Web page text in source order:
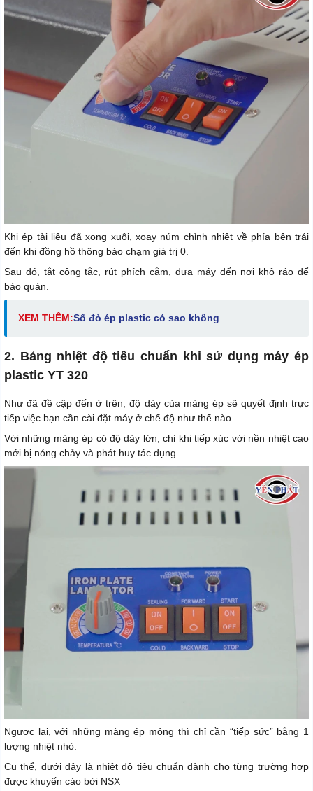
Khi ép tài liệu đã xong xuôi, xoay núm chỉnh nhiệt về phía bên trái
đến khi đồng hồ thông báo chạm giá trị 0.
Sau đó, tắt công tắc, rút phích cắm, đưa máy đến nơi khô ráo để
bảo quản.
XEM THÊM:Sổ đỏ ép plastic có sao không
2. Bảng nhiệt độ tiêu chuẩn khi sử dụng máy ép
plastic YT 320
Như đã đề cập đến ở trên, độ dày của màng ép sẽ quyết định trực
tiếp việc bạn cần cài đặt máy ở chế độ như thế nào.
Với những màng ép có độ dày lớn, chỉ khi tiếp xúc với nền nhiệt cao
mới bị nóng chảy và phát huy tác dụng.
Ngược lại, với những màng ép mỏng thì chỉ cần “tiếp sức” bằng 1
lượng nhiệt nhỏ.
Cụ thể, dưới đây là nhiệt độ tiêu chuẩn dành cho từng trường hợp
được khuyến cáo bởi NSX